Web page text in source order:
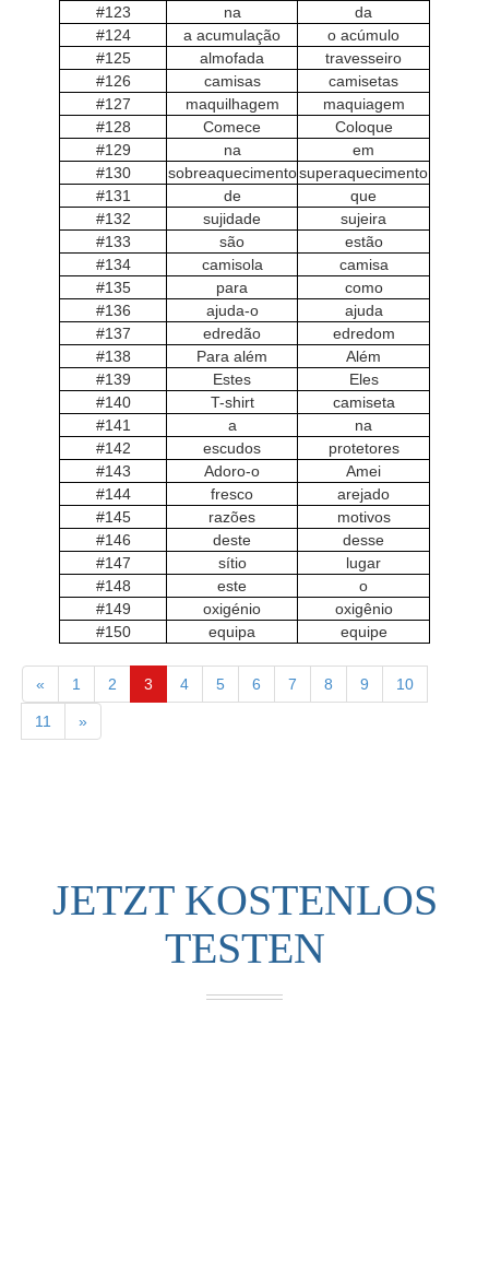
#123
na
da
#124
a acumulação
o acúmulo
#125
almofada
travesseiro
#126
camisas
camisetas
#127
maquilhagem
maquiagem
#128
Comece
Coloque
#129
na
em
#130
sobreaquecimentosuperaquecimento
#131
de
que
#132
sujidade
sujeira
#133
são
estão
#134
camisola
camisa
#135
para
como
#136
ajuda-o
ajuda
#137
edredão
edredom
#138
Para além
Além
#139
Estes
Eles
#140
T-shirt
camiseta
#141
a
na
#142
escudos
protetores
#143
Adoro-o
Amei
#144
fresco
arejado
#145
razões
motivos
#146
deste
desse
#147
sítio
lugar
#148
este
o
#149
oxigénio
oxigênio
#150
equipa equipe
« 1 2 3 4 5 6 7 8 9 10
11 »
JETZT KOSTENLOS
TESTEN